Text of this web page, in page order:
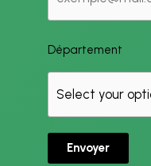
Département
Envoyer